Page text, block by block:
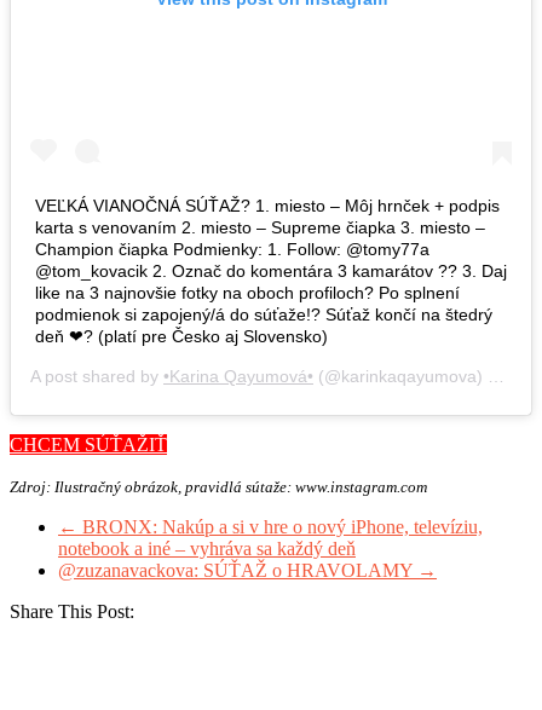
VEĽKÁ VIANOČNÁ SÚŤAŽ? 1. miesto – Môj hrnček + podpis
karta s venovaním 2. miesto – Supreme čiapka 3. miesto –
Champion čiapka Podmienky: 1. Follow: @tomy77a
@tom_kovacik 2. Označ do komentára 3 kamarátov ?? 3. Daj
like na 3 najnovšie fotky na oboch profiloch? Po splnení
podmienok si zapojený/á do súťaže!? Súťaž končí na štedrý
deň ❤? (platí pre Česko aj Slovensko)
A post shared by •Karina Qayumová• (@karinkaqayumova) on
CHCEM SÚŤAŽIŤ
Zdroj: Ilustračný obrázok, pravidlá sútaže: www.instagram.com
← BRONX: Nakúp a si v hre o nový iPhone, televíziu,
notebook a iné – vyhráva sa každý deň
@zuzanavackova: SÚŤAŽ o HRAVOLAMY →
Share This Post: